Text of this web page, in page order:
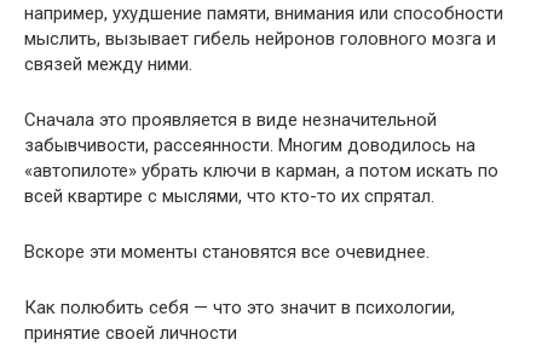
например, ухудшение памяти, внимания или способности
мыслить, вызывает гибель нейронов головного мозга и
связей между ними.
Сначала это проявляется в виде незначительной
забывчивости, рассеянности. Многим доводилось на
«автопилоте» убрать ключи в карман, а потом искать по
всей квартире с мыслями, что кто-то их спрятал.
Вскоре эти моменты становятся все очевиднее.
Как полюбить себя — что это значит в психологии,
принятие своей личности